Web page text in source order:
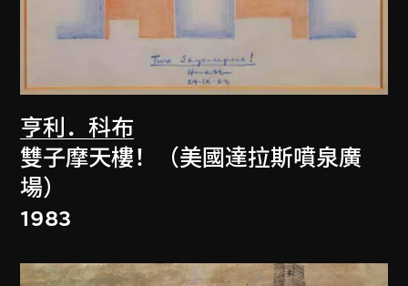
亨利．科布
雙子摩天樓！（美國達拉斯噴泉廣
場）
1983